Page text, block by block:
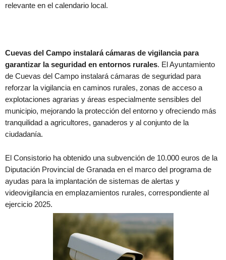
relevante en el calendario local.
Cuevas del Campo instalará cámaras de vigilancia para
garantizar la seguridad en entornos rurales. El Ayuntamiento
de Cuevas del Campo instalará cámaras de seguridad para
reforzar la vigilancia en caminos rurales, zonas de acceso a
explotaciones agrarias y áreas especialmente sensibles del
municipio, mejorando la protección del entorno y ofreciendo más
tranquilidad a agricultores, ganaderos y al conjunto de la
ciudadanía.
El Consistorio ha obtenido una subvención de 10.000 euros de la
Diputación Provincial de Granada en el marco del programa de
ayudas para la implantación de sistemas de alertas y
videovigilancia en emplazamientos rurales, correspondiente al
ejercicio 2025.